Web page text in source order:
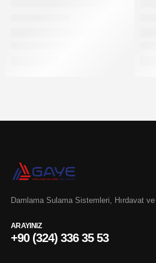
Damlama Sulama Sistemleri, Hırdavat
ARAYINIZ
+90 (324) 336 35 53